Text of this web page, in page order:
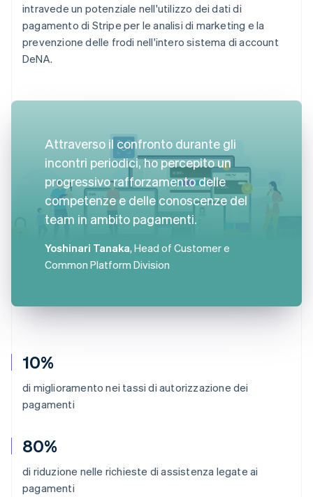
10%
di miglioramento nei tassi di autorizzazione dei
pagamenti
80%
di riduzione nelle richieste di assistenza legate ai
pagamenti
intravede un potenziale nell'utilizzo dei dati di
pagamento di Stripe per le analisi di marketing e la
prevenzione delle frodi nell'intero sistema di account
DeNA.
Attraverso il confronto durante gli
incontri periodici, ho percepito un
progressivo rafforzamento delle
competenze e delle conoscenze del
team in ambito pagamenti.
Yoshinari Tanaka, Head of Customer e
Common Platform Division